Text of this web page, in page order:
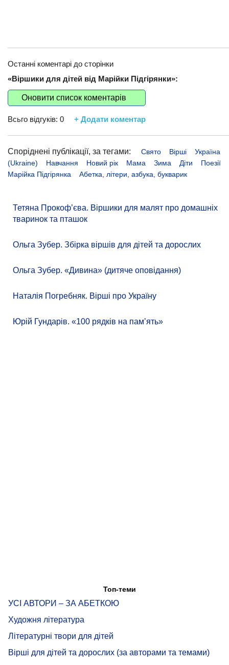
Останні коментарі до сторінки
«Віршики для дітей від Марійки Підгірянки»:
Оновити список коментарів
Всьго відгуків: 0 + Додати коментар
Споріднені публікації, за тегами: Свято Вірші
Україна
(Ukraine)
Навчання Новий рік Мама Зима Діти
Поезії
Марійка Підгірянка
Абетка, літери, азбука, букварик
Тетяна Прокоф’єва. Віршики для малят про домашніх
тваринок та пташок
Ольга Зубер. Збірка віршів для дітей та дорослих
Ольга Зубер. «Дивина» (дитяче оповідання)
Наталія Погребняк. Вірші про Україну
Юрій Гундарів. «100 рядків на памʼять»
Топ-теми
УСІ АВТОРИ – ЗА АБЕТКОЮ
Художня література
Літературні твори для дітей
Вірші для дітей та дорослих (за авторами та темами)